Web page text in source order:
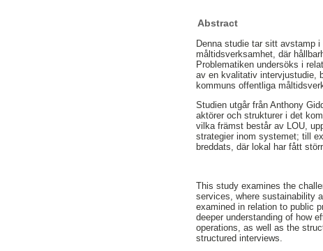
Abstract
Denna studie tar sitt avstamp
måltidsverksamhet, där
Problematiken undersöks i
av en kvalitativ intervjustudie,
kommuns offentliga
Studien utgår från Anthony
aktörer och strukturer i det
vilka främst består av LOU,
strategier inom systemet; till
breddats, där lokal har fått
This study examines the
services, where sustainability
examined in relation to public
deeper understanding of how
operations, as well as the
structured interviews.